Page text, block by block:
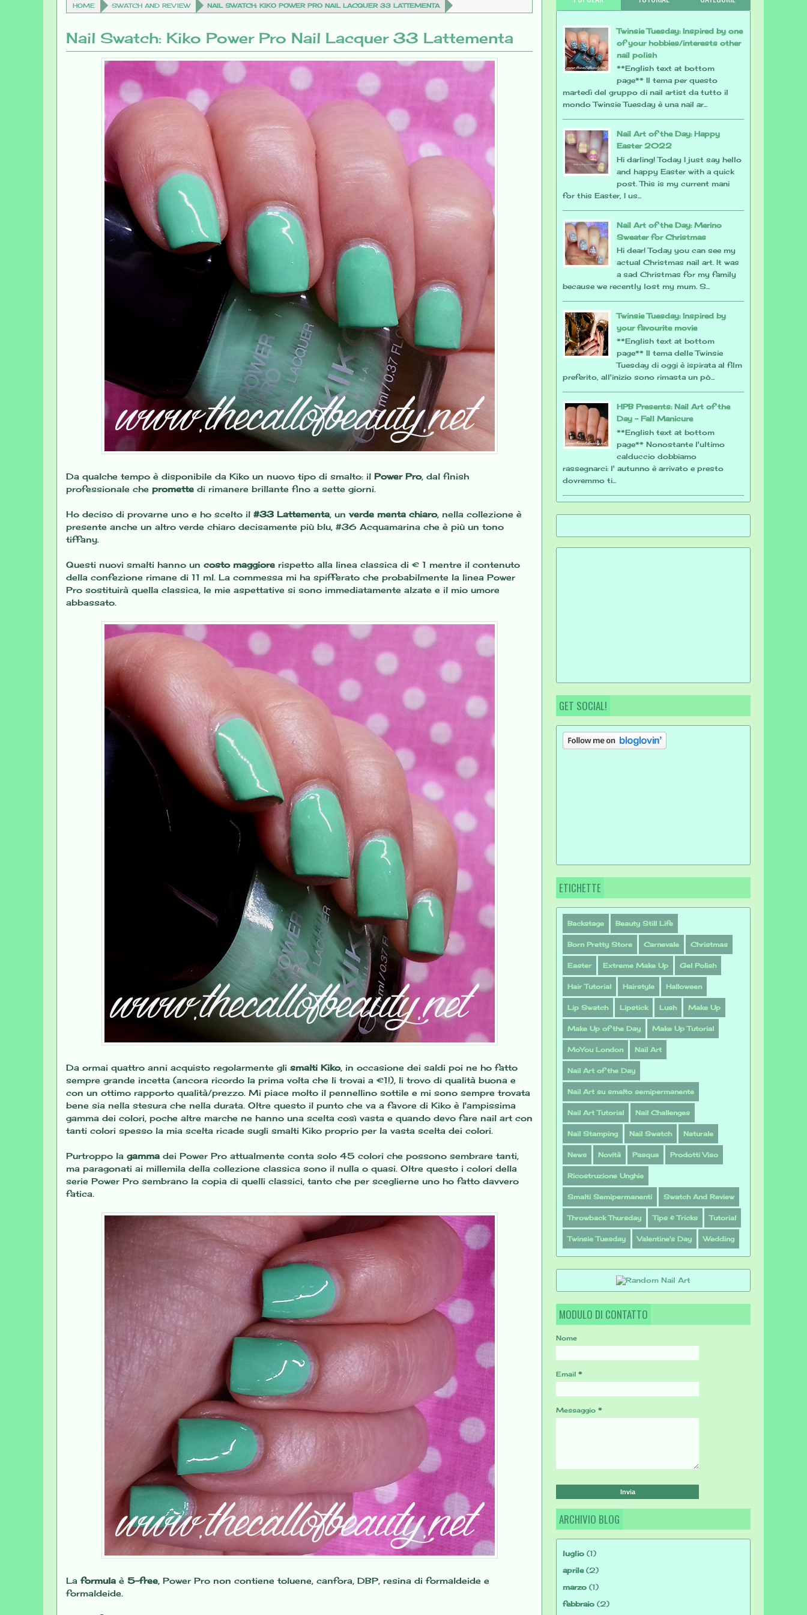
HOME SWATCH AND REVIEW NAIL SWATCH: KIKO POWER PRO NAIL LACQUER 33 LATTEMENTA
Nail Swatch: Kiko Power Pro Nail Lacquer 33 Lattementa
Da qualche tempo è disponibile da Kiko un nuovo tipo di smalto: il Power Pro, dal finish
professionale che promette di rimanere brillante fino a sette giorni.
Ho deciso di provarne uno e ho scelto il #33 Lattementa, un verde menta chiaro, nella collezione è
presente anche un altro verde chiaro decisamente più blu, #36 Acquamarina che è più un tono
tiffany.
Questi nuovi smalti hanno un costo maggiore rispetto alla linea classica di € 1 mentre il contenuto
della confezione rimane di 11 ml. La commessa mi ha spifferato che probabilmente la linea Power
Pro sostituirà quella classica, le mie aspettative si sono immediatamente alzate e il mio umore
abbassato.
Da ormai quattro anni acquisto regolarmente glismalti Kiko, in occasione dei saldi poi ne ho fatto
sempre grande incetta (ancora ricordo la prima volta che li trovai a €1!), li trovo di qualità buona e
con un ottimo rapporto qualità/prezzo. Mi piace molto il pennellino sottile e mi sono sempre trovata
bene sia nella stesura che nella durata. Oltre questo il punto che va a favore di Kiko è l'ampissima
gamma dei colori, poche altre marche ne hanno una scelta così vasta e quando devo fare nail art con
tanti colori spesso la mia scelta ricade sugli smalti Kiko proprio per la vasta scelta dei colori.
Purtroppo la gamma dei Power Pro attualmente conta solo 45 colori che possono sembrare tanti,
ma paragonati ai millemila della collezione classica sono il nulla o quasi. Oltre questo i colori della
serie Power Pro sembrano la copia di quelli classici, tanto che per sceglierne uno ho fatto davvero
fatica.
La formula è 5-free, Power Pro non contiene toluene, canfora, DBP, resina di formaldeide e
formaldeide.
Twinsie Tuesday: Inspired by one
of your hobbies/interests other
nail polish
**English text at bottom
page** Il tema per questo
martedì del gruppo di nail artist da tutto il
mondo Twinsie Tuesday è una nail ar...
Nail Art of the Day: Happy
Easter 2022
Hi darling! Today I just say hello
and happy Easter with a quick
post. This is my current mani
for this Easter, I us...
Nail Art of the Day: Merino
Sweater for Christmas
Hi dear! Today you can see my
actual Christmas nail art. It was
a sad Christmas for my family
because we recently lost my mum. S...
Twinsie Tuesday: Inspired by
your favourite movie
**English text at bottom
page** Il tema delle Twinsie
Tuesday di oggi è ispirata al film
preferito, all'inizio sono rimasta un pò...
HPB Presents: Nail Art of the
Day - Fall Manicure
**English text at bottom
page** Nonostante l'ultimo
calduccio dobbiamo
rassegnarci: l' autunno è arrivato e presto
dovremmo ti...
GET SOCIAL!
ETICHETTE
Backstage Beauty Still Life
Born Pretty Store Carnevale Christmas
Easter Extreme Make Up Gel Polish
Hair Tutorial Hairstyle Halloween
Lip Swatch Lipstick Lush Make Up
Make Up of the Day Make Up Tutorial
MoYou London Nail Art
Nail Art of the Day
Nail Art su smalto semipermanente
Nail Art Tutorial Nail Challenges
Nail Stamping Nail Swatch Naturale
News Novità Pasqua Prodotti Viso
Ricostruzione Unghie
Smalti Semipermanenti Swatch And Review
Throwback Thursday Tips & Tricks Tutorial
Twinsie Tuesday Valentine's Day Wedding
MODULO DI CONTATTO
Nome
Email*
Messaggio*
ARCHIVIO BLOG
luglio (1)
aprile(2)
marzo (1)
febbraio (2)